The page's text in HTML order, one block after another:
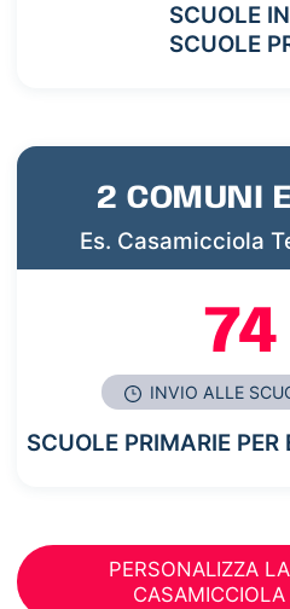
SCUOLE
SCUOLE
2 COMUNI
Es. Casamicciola
INVIO ALLE
SCUOLE PRIMARIE
PERSONALIZZA